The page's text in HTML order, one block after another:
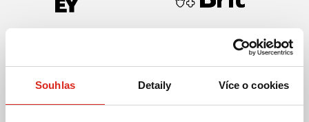
Souhlas Detaily Více o cookies